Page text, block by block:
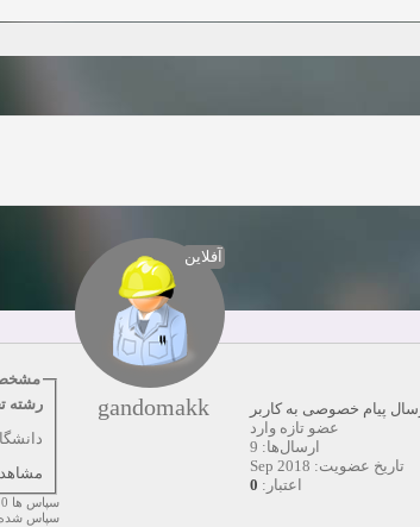
آزاد مشاهده:0 زمان:02-26-2025
زمان:10-21-2024
دعوت به همکاری مشاهده:0 زمان:10-11-2024
آفلاین
gandomakk
پیام خصوصی به کاربر
عضو تازه وارد
ارسال‌ها: 9
تاریخ عضویت: Sep 2018
اعتبار: 0
رشته
سپاس ها 0
سپاس شده 0 بار در 0